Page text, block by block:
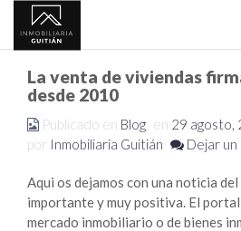
La venta de viviendas
desde 2010
Publicado en Blog en 29 agosto,
por Inmobiliaria Guitián Dejar
Aqui os dejamos con una noticia
importante y muy positiva. El portal
mercado inmobiliario o de bienes